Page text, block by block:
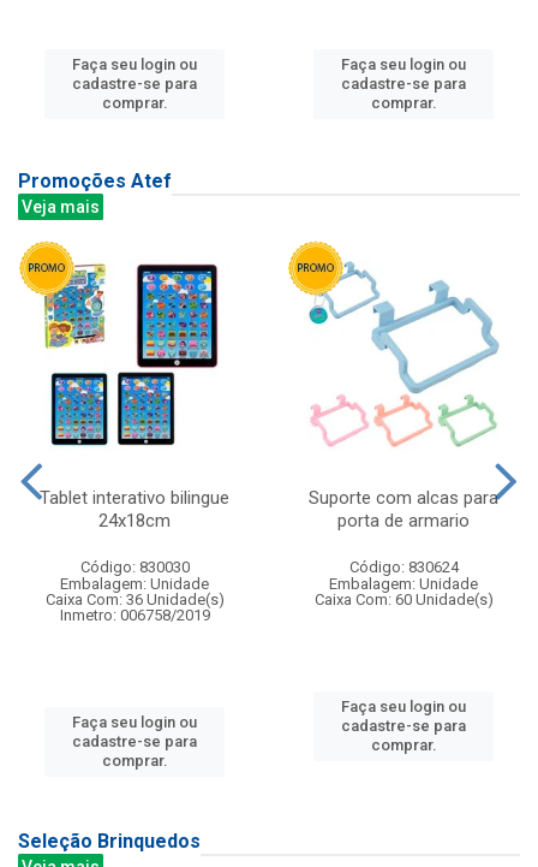
Faça seu login ou
cadastre-se para
comprar.
Faça seu login ou
cadastre-se para
comprar.
Promoções Atef
Veja mais
Tablet interativo bilingue
24x18cm
Código: 830030
Embalagem: Unidade
Caixa Com: 36 Unidade(s)
Inmetro: 006758/2019
Faça seu login ou
cadastre-se para
comprar.
Suporte com alcas para
porta de armario
Código: 830624
Embalagem: Unidade
Caixa Com: 60 Unidade(s)
Faça seu login ou
cadastre-se para
comprar.
Seleção Brinquedos